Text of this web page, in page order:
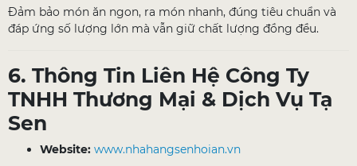
Đảm bảo món ăn ngon, ra món nhanh, đúng tiêu chuẩn và
đáp ứng số lượng lớn mà vẫn giữ chất lượng đồng đều.
6. Thông Tin Liên Hệ Công Ty
TNHH Thương Mại & Dịch Vụ Tạ
Sen
Website: www.nhahangsenhoian.vn